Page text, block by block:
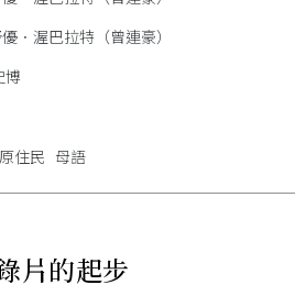
片的起步
．渥巴拉特（曾連豪）
博
原住民 母語